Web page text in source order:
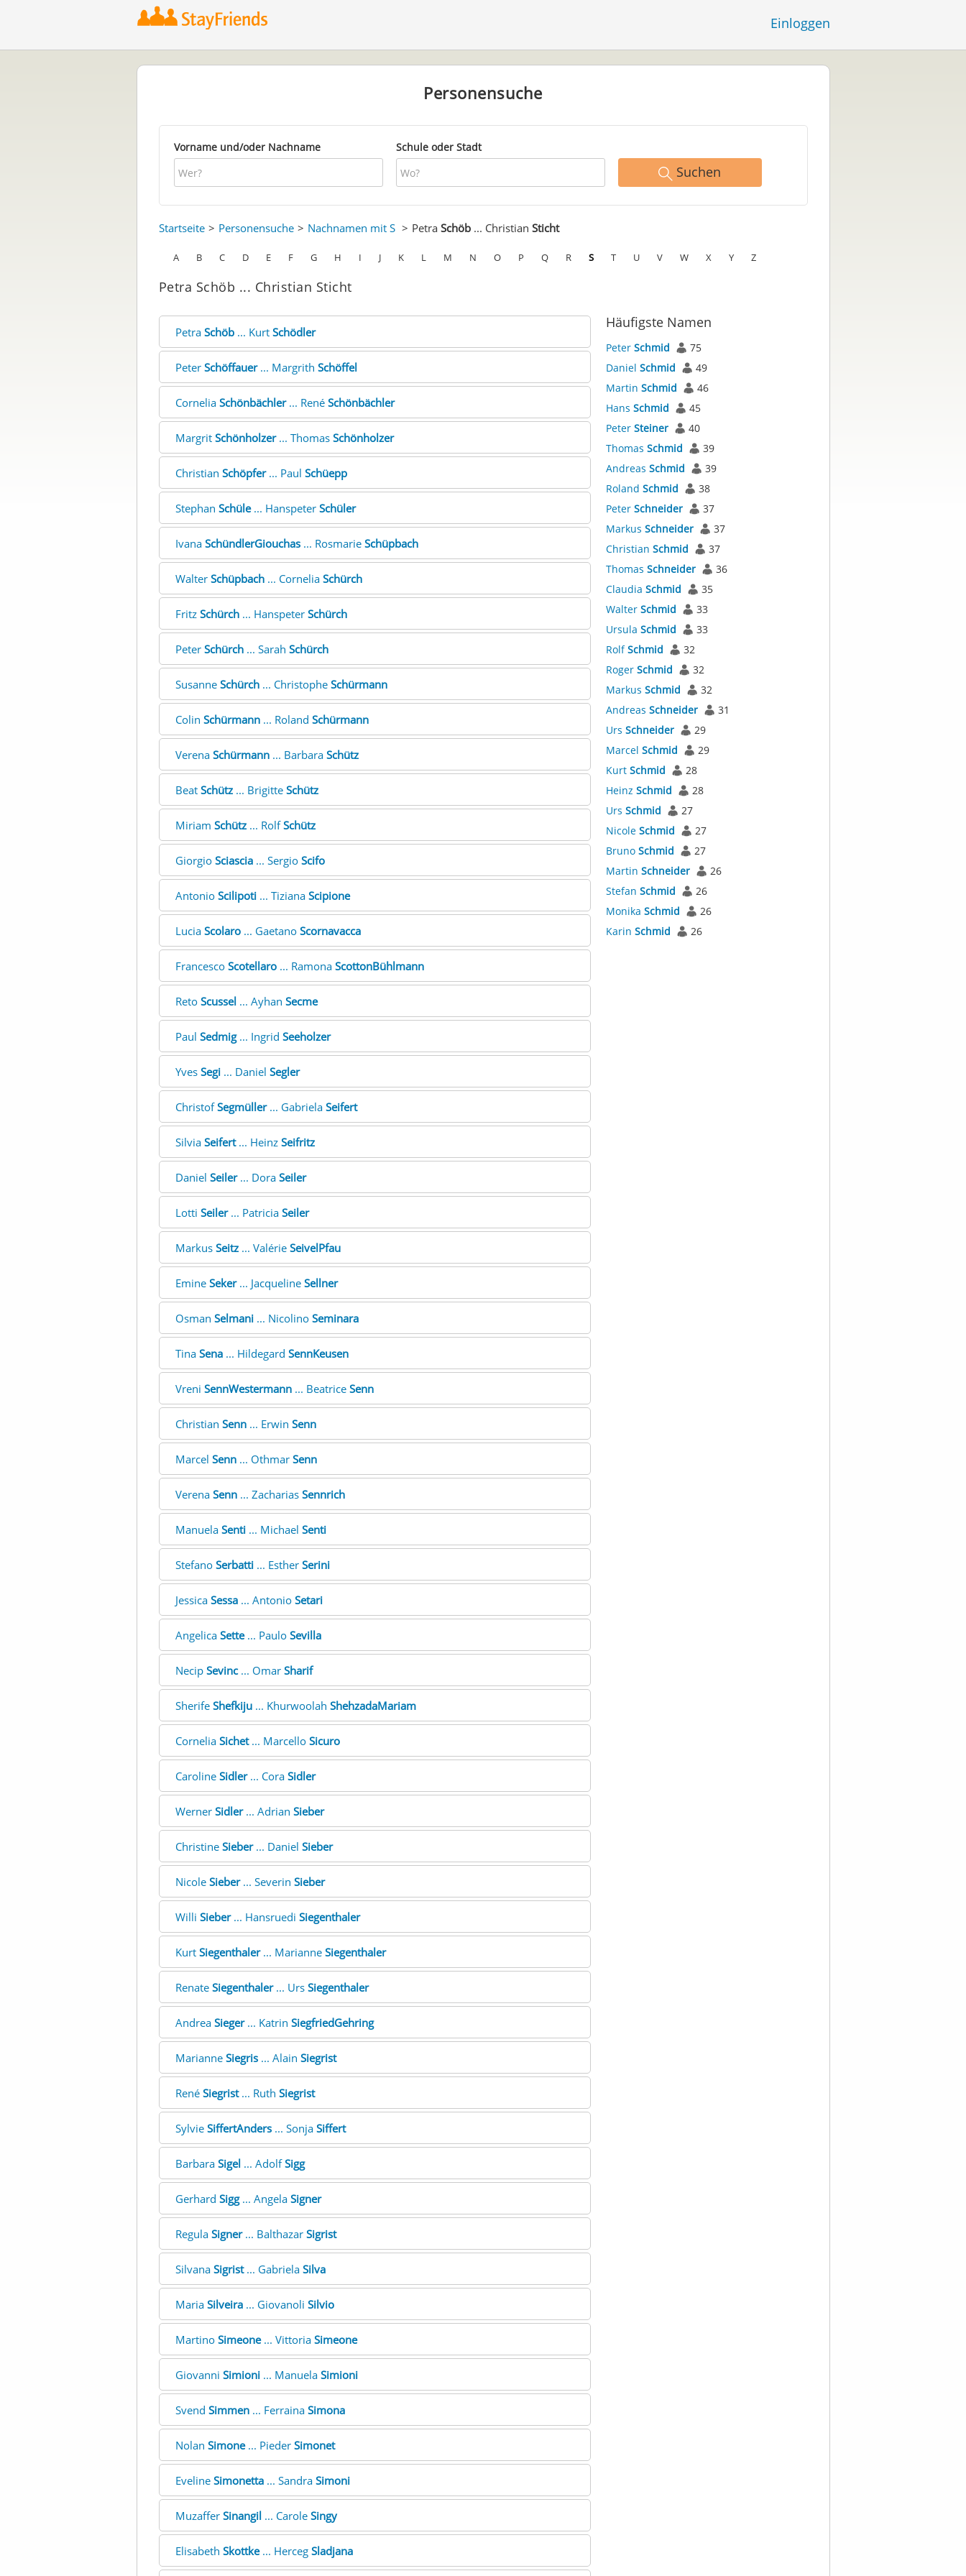
Einloggen
Personensuche
Vorname und/oder Nachname Schule oder Stadt
Suchen
Startseite Personensuche Nachnamen mit S Petra Schöb... Christian Sticht
A B C D E F G H I J K L M N O P Q R S T U V W X Y Z
Petra Schöb ... Christian Sticht
Petra Schöb... Kurt Schödler
Peter Schöffauer... Margrith Schöffel
Cornelia Schönbächler... René Schönbächler
Margrit Schönholzer... Thomas Schönholzer
Christian Schöpfer... Paul Schüepp
Stephan Schüle... Hanspeter Schüler
Ivana SchündlerGiouchas... Rosmarie Schüpbach
Walter Schüpbach... Cornelia Schürch
Fritz Schürch... Hanspeter Schürch
Peter Schürch... Sarah Schürch
Susanne Schürch... Christophe Schürmann
Colin Schürmann... Roland Schürmann
Verena Schürmann... Barbara Schütz
Beat Schütz... Brigitte Schütz
Miriam Schütz... RolfSchütz
Giorgio Sciascia... Sergio Scifo
Antonio Scilipoti... Tiziana Scipione
Lucia Scolaro... Gaetano Scornavacca
Francesco Scotellaro... Ramona ScottonBühlmann
Reto Scussel ... Ayhan Secme
Paul Sedmig... Ingrid Seeholzer
Yves Segi... Daniel Segler
ChristofSegmüller... Gabriela Seifert
Silvia Seifert... Heinz Seifritz
Daniel Seiler... Dora Seiler
Lotti Seiler... Patricia Seiler
Markus Seitz... Valérie SeivelPfau
Emine Seker... Jacqueline Sellner
Osman Selmani... Nicolino Seminara
Tina Sena... Hildegard SennKeusen
Vreni SennWestermann... Beatrice Senn
Christian Senn... Erwin Senn
Marcel Senn... Othmar Senn
Verena Senn... Zacharias Sennrich
Manuela Senti... Michael Senti
Stefano Serbatti... Esther Serini
Jessica Sessa... Antonio Setari
Angelica Sette... Paulo Sevilla
Necip Sevinc... Omar Sharif
Sherife Shefkiju... Khurwoolah ShehzadaMariam
Cornelia Sichet... Marcello Sicuro
Caroline Sidler... Cora Sidler
Werner Sidler... Adrian Sieber
Christine Sieber... Daniel Sieber
Nicole Sieber... Severin Sieber
Willi Sieber... Hansruedi Siegenthaler
Kurt Siegenthaler... Marianne Siegenthaler
Renate Siegenthaler... Urs Siegenthaler
Andrea Sieger... Katrin SiegfriedGehring
Marianne Siegris... Alain Siegrist
René Siegrist... Ruth Siegrist
Sylvie SiffertAnders... Sonja Siffert
Barbara Sigel ... AdolfSigg
Gerhard Sigg... Angela Signer
Regula Signer... Balthazar Sigrist
Silvana Sigrist... Gabriela Silva
Maria Silveira... Giovanoli Silvio
Martino Simeone... Vittoria Simeone
Giovanni Simioni... Manuela Simioni
Svend Simmen... Ferraina Simona
Nolan Simone... Pieder Simonet
Eveline Simonetta... Sandra Simoni
Muzaffer Sinangil ... Carole Singy
Elisabeth Skottke... Herceg Sladjana
Häufigste Namen
Peter Schmid
75
Daniel Schmid
49
Martin Schmid
46
Hans Schmid
45
Peter Steiner
40
Thomas Schmid
39
Andreas Schmid
39
Roland Schmid
38
Peter Schneider
37
Markus Schneider
37
Christian Schmid
37
Thomas Schneider
36
Claudia Schmid
35
Walter Schmid
33
Ursula Schmid
33
RolfSchmid
32
Roger Schmid
32
Markus Schmid
32
Andreas Schneider
31
Urs Schneider
29
Marcel Schmid
29
Kurt Schmid
28
Heinz Schmid
28
Urs Schmid
27
Nicole Schmid
27
Bruno Schmid
27
Martin Schneider
26
Stefan Schmid
26
Monika Schmid
26
Karin Schmid 26